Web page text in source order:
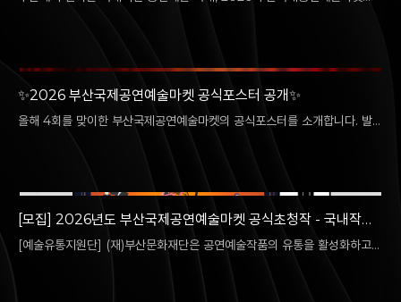
✨2026 부산국제공연예술마켓 공식포스터 공개✨
올해 4회를 맞이한 부산국제공연예술마켓의 공식포스터를 소개합니다. 발을
[모집] 2026년도 부산국제공연예술마켓 공식초청작 - 국내작품
쇼케이스 공모
[예술유통지원단] (재)부산문화재단은 공연예술작품의 유통을 활성화하고
공연예술 선순환 생태계를 구축하기 위한, 부산국제공연예술마켓(BPAM)